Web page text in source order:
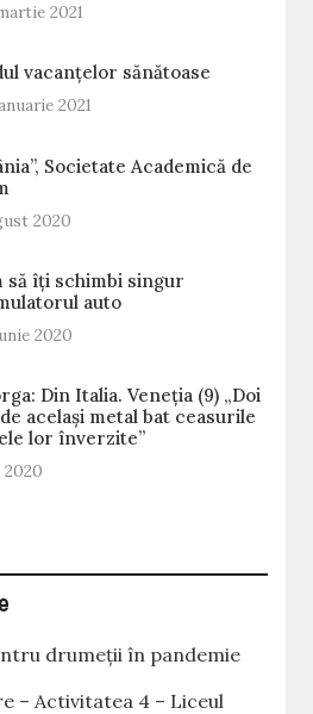
2021
vacanțelor sănătoase
2021
Societate Academică de
2020
să îți schimbi singur
auto
2020
Din Italia. Veneţia (9) „Doi
același metal bat ceasurile
lor înverzite”
drumeții în pandemie
– Activitatea 4 – Liceul